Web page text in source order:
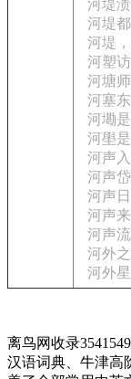
河堤
河堤
河堤
河塑
河塘
河塞
河墈
河壆
河声
河声
河声
河声
河声
河外
河外
离鸟网收录
汉语词典、牛津高